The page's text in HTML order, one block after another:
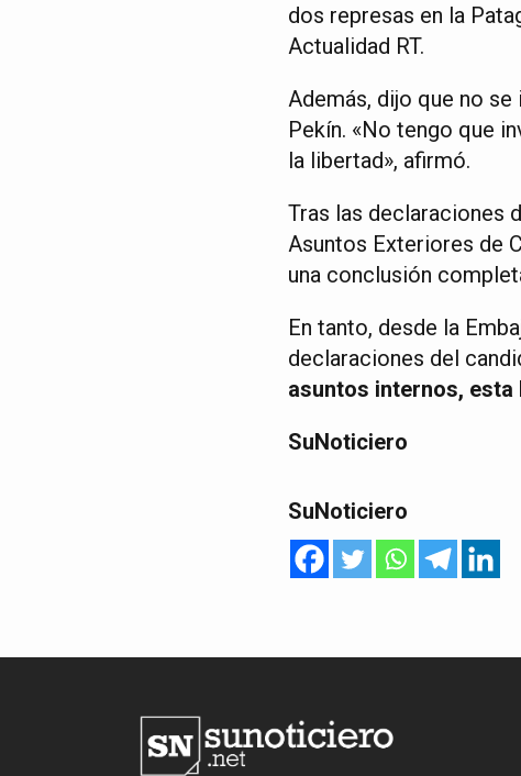
dos represas en la
Actualidad RT.
Además, dijo que no
Pekín. «No tengo que
la libertad», afirmó.
Tras las declaraciones
Asuntos Exteriores de
una conclusión
En tanto, desde la
declaraciones del
asuntos internos,
SuNoticiero
SuNoticiero